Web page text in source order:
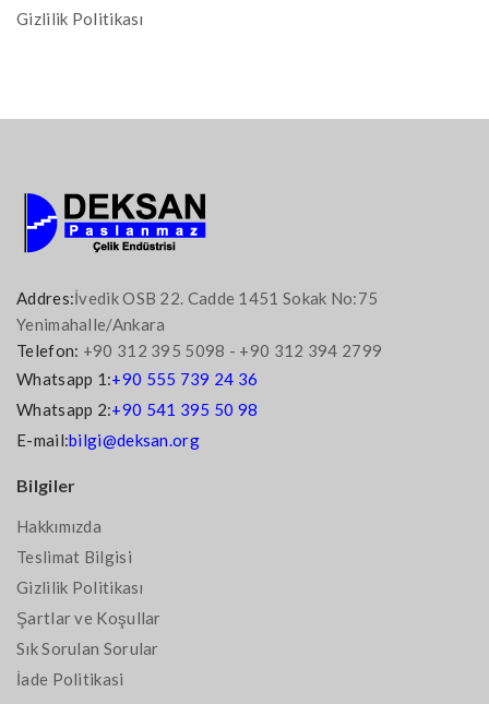
Gizlilik Politikası
Addres:İvedik OSB 22. Cadde 1451 Sokak No:75
Yenimahalle/Ankara
Telefon: +90 312 395 5098 - +90 312 394 2799
Whatsapp 1:+90 555 739 24 36
Whatsapp 2:+90 541 395 50 98
E-mail:bilgi@deksan.org
Bilgiler
Hakkımızda
Teslimat Bilgisi
Gizlilik Politikası
Şartlar ve Koşullar
Sık Sorulan Sorular
İade Politikasi